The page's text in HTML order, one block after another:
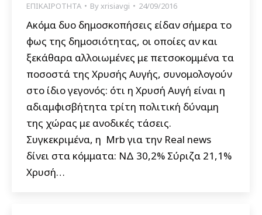
ΕΠΙΚΑΙΡΟΤΗΤΑ Byxrisiavgi 24/09/2016
Ακόμα δυο δημοσκοπήσεις είδαν σήμερα το
φως της δημοσιότητας, οι οποίες αν και
ξεκάθαρα αλλοιωμένες με πετσοκομμένα τα
ποσοστά της Χρυσής Αυγής, συνομολογούν
στο ίδιο γεγονός: ότι η Χρυσή Αυγή είναι η
αδιαμφισβήτητα τρίτη πολιτική δύναμη
της χώρας με ανοδικές τάσεις.
Συγκεκριμένα, η Mrb για την Real news
δίνει στα κόμματα: ΝΔ 30,2% Σύριζα 21,1%
Χρυσή…